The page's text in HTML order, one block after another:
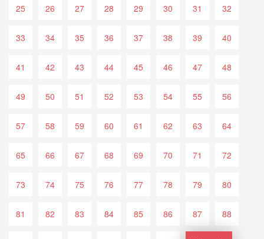
25 26 27 28 29 30 31 32
33 34 35 36 37 38 39 40
41 42 43 44 45 46 47 48
49 50 51 52 53 54 55 56
57 58 59 60 61 62 63 64
65 66 67 68 69 70 71 72
73 74 75 76 77 78 79 80
81 82 83 84 85 86 87 88